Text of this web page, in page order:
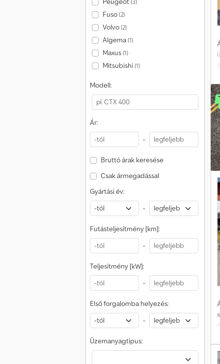
Fuso(2)
Volvo(2)
Algema(1)
Maxus(1)
Mitsubishi(1)
Modell:
Ár:
-
Bruttó árak keresése
Csak ármegadással
Gyártási év:
-
Futásteljesítmény [km]:
-
Teljesítmény [kW]:
-
Első forgalomba helyezés:
-
Üzemanyagtípus: